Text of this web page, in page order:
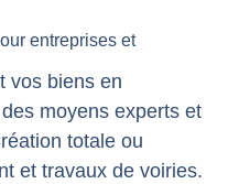
entreprises et
vos biens en
moyens experts et
totale ou
et travaux de voiries.